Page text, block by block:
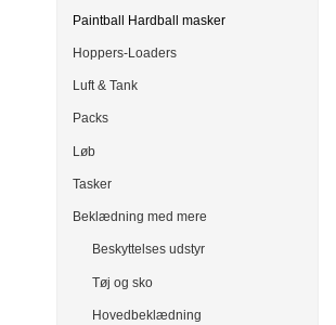
Paintball Hardball masker
Hoppers-Loaders
Luft & Tank
Packs
Løb
Tasker
Beklædning med mere
Beskyttelses udstyr
Tøj og sko
Hovedbeklædning